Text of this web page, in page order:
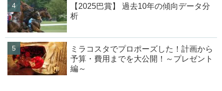
【2025巴賞】 過去10年の傾向データ分
析
ミラコスタでプロポーズした！計画から
予算・費用までを大公開！～プレゼント
編～